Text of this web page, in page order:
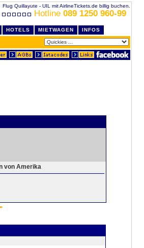
Flug Quillayute - UIL mit AirlineTickets.de billig buchen.
Hotline 089 1250 960-99
HOTELS MIETWAGEN INFOS
von Amerika